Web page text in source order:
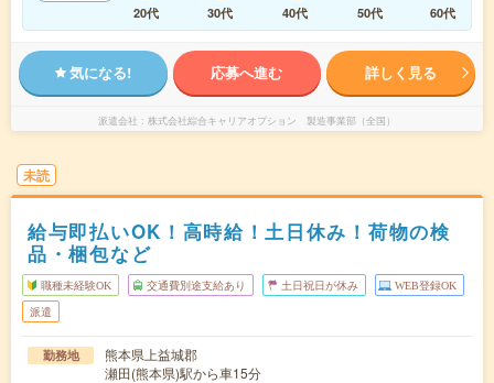
20代
30代 40代 50代 60代
気になる! 応募へ進む 詳しく見る
派遣会社 株式会社綜合キャリアオプション 製造事業部（全国）
未読
給与即払いOK！高時給！土日休み！荷物の検
品・梱包など
職種未経験OK 交通費別途支給あり 土日祝日が休み WEB登録OK
派遣
勤務地
熊本県上益城郡
瀬田(熊本県)駅から車15分